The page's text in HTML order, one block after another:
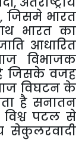
, जिसमे भारत
भारत का
आधारित
विभाजक
जिसके वजह
विघटन के
है सनातन
विश्व पटल से
सेकुलरवादी